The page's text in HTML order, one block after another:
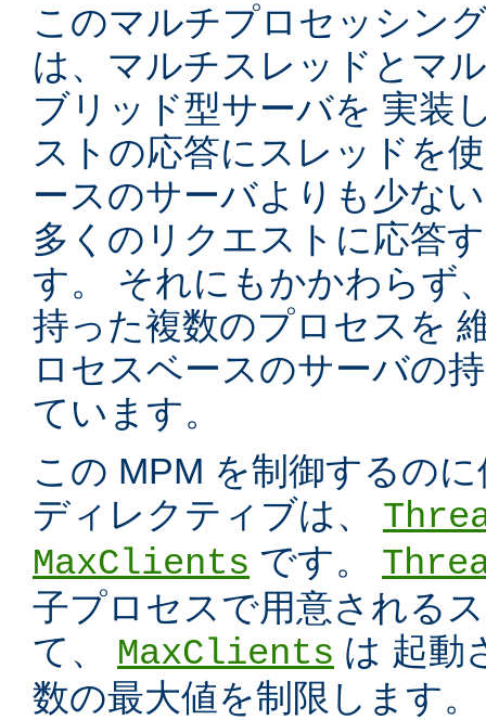
このマルチプロセッシン
は、マルチスレッドとマ
ブリッド型サーバを 実装
ストの応答にスレッドを
ースのサーバよりも少な
多くのリクエストに応答
す。 それにもかかわらず
持った複数のプロセスを
ロセスベースのサーバの
ています。
この MPM を制御するの
ディレクティブは、
MaxClients です。
子プロセスで用意される
て、 MaxClients は 起動
数の最大値を制限します。